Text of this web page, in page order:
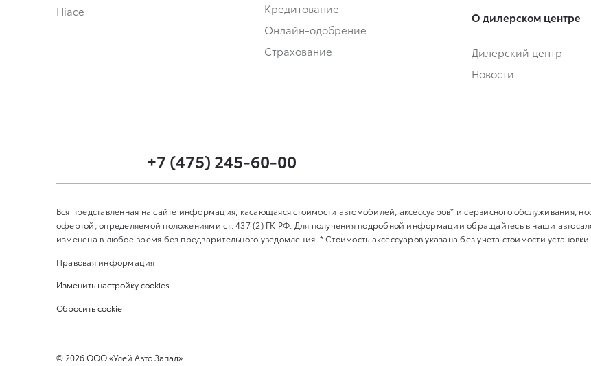
Hiace
Кредитование
Онлайн-одобрение
Страхование
О дилерском центре
Дилерский центр
Новости
+7 (475) 245-60-00
Вся представленная на сайте информация, касающаяся стоимости автомобилей, аксессуаров* и сервисного обслуживания,
офертой, определяемой положениями ст. 437 (2) ГК РФ. Для получения подробной информации обращайтесь в наши
изменена в любое время без предварительного уведомления. * Стоимость аксессуаров указана без учета стоимости установки.
Правовая информация
Изменить настройку cookies
Сбросить cookie
© 2026ООО «Улей Авто Запад»